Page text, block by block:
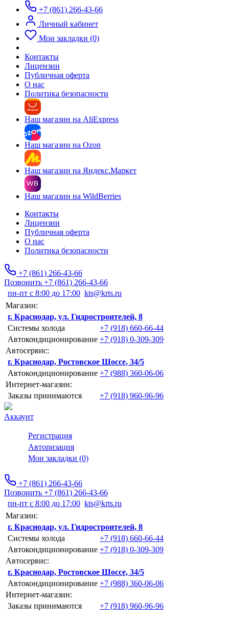
+7 (861) 266-43-66
Личный кабинет
Мои закладки (0)
Контакты
Лицензии
Публичная оферта
О нас
Политика безопасности
Наш магазин на AliExpress
Наш магазин на Ozon
Наш магазин на Яндекс.Маркет
Наш магазин на WildBerries
Контакты
Лицензии
Публичная оферта
О нас
Политика безопасности
+7 (861) 266-43-66
Позвонить +7 (861) 266-43-66
пн-пт с 8:00 до 17:00 kts@krts.ru
Магазин:
г. Краснодар, ул. Гидростроителей, 8
Системы холода
+7 (918) 660-66-44
Автокондиционирование +7 (918) 0-309-309
Автосервис:
г. Краснодар, Ростовское Шоссе, 34/5
Автокондиционирование +7 (988) 360-06-06
Интернет-магазин:
Заказы принимаются
+7 (918) 960-96-96
Аккаунт
Регистрация
Авторизация
Мои закладки (0)
+7 (861) 266-43-66
Позвонить +7 (861) 266-43-66
пн-пт с 8:00 до 17:00 kts@krts.ru
Магазин:
г. Краснодар, ул. Гидростроителей, 8
Системы холода
+7 (918) 660-66-44
Автокондиционирование +7 (918) 0-309-309
Автосервис:
г. Краснодар, Ростовское Шоссе, 34/5
Автокондиционирование +7 (988) 360-06-06
Интернет-магазин:
Заказы принимаются
+7 (918) 960-96-96